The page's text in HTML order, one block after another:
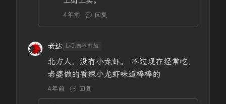
4年前 回复
老达 Lv5.熟稔有加
北方人，没有小龙虾。 不过现在经常吃，
老婆做的香辣小龙虾味道棒棒的
4年前 回复